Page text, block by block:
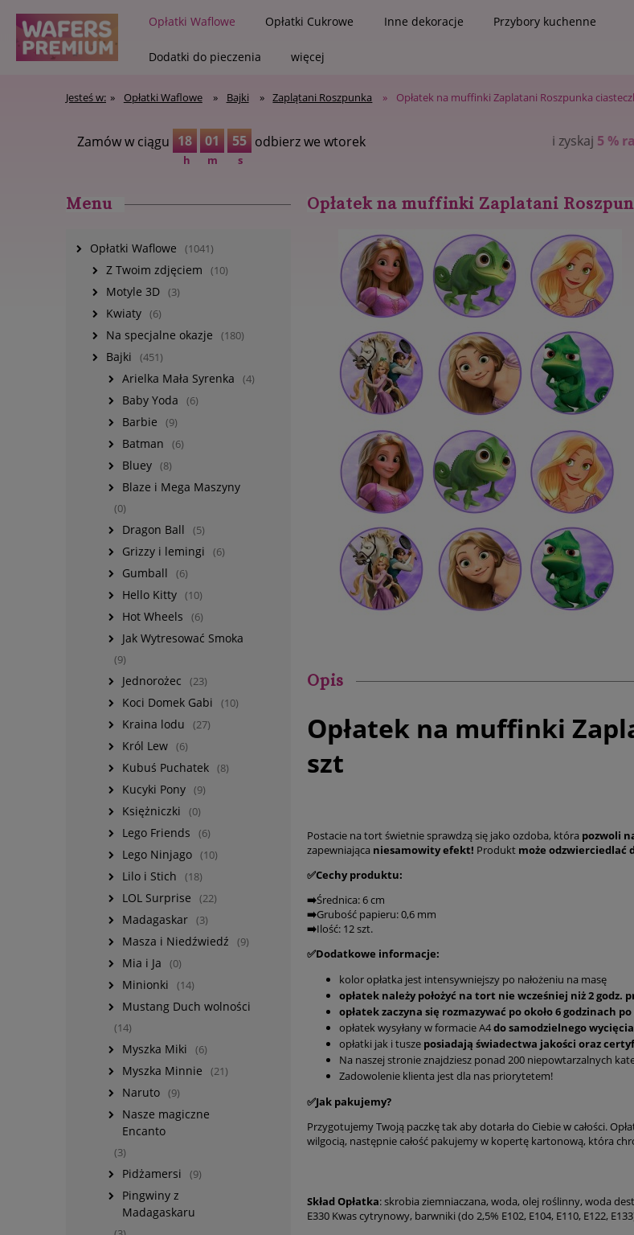
Opłatki Waflowe Opłatki Cukrowe Inne dekoracje Przybory kuchenne
Dodatki do pieczenia więcej
Jesteś w: » Opłatki Waflowe » Bajki » Zaplątani Roszpunka » Opłatek na muffinki Zaplatani Roszpunka
Zamów w ciągu 18
h
01
m
54
s
odbierz we wtorek
Zapisz się na newsletter i zyskaj na pierwsze zakupy
Menu
Opłatki Waflowe (1041)
Z Twoim zdjęciem (10)
Motyle 3D (3)
Kwiaty (6)
Na specjalne okazje (180)
Bajki (451)
Arielka Mała Syrenka (4)
Baby Yoda (6)
Barbie (9)
Batman (6)
Bluey (8)
Blaze i Mega Maszyny
(0)
Dragon Ball (5)
Grizzy i lemingi (6)
Gumball (6)
Hello Kitty (10)
Hot Wheels (6)
Jak Wytresować Smoka
(9)
Jednorożec (23)
Koci Domek Gabi (10)
Kraina lodu (27)
Król Lew (6)
Kubuś Puchatek (8)
Kucyki Pony (9)
Księżniczki (0)
Lego Friends (6)
Lego Ninjago (10)
Lilo i Stich (18)
LOL Surprise (22)
Madagaskar (3)
Masza i Niedźwiedź (9)
Mia i Ja (0)
Minionki (14)
Mustang Duch wolności
(14)
Myszka Miki (6)
Myszka Minnie (21)
Naruto (9)
Nasze magiczne
Encanto
(3)
Pidżamersi (9)
Pingwiny z
Madagaskaru
Opłatek na muffinki Zaplatani
Opis
Opłatek na muffinki
szt
Postacie na tort świetnie sprawdzą się jako ozdoba, która pozwoli
zapewniająca niesamowity efekt! Produkt może odzwierciedlać
✅Cechy produktu:
➡️Średnica: 6 cm
➡️Grubość papieru: 0,6 mm
➡️Ilość: 12 szt.
✅Dodatkowe informacje:
kolor opłatka jest intensywniejszy po nałożeniu na masę
opłatek należy położyć na tort nie wcześniej niż 2 godz.
opłatek zaczyna się rozmazywać po około 6 godzinach
opłatek wysyłany w formacie A4do samodzielnego wycięcia
opłatki jak i tusze posiadają świadectwa jakości oraz
Na naszej stronie znajdziesz ponad 200 niepowtarzalnych
Zadowolenie klienta jest dla nas priorytetem!
✅Jak pakujemy?
Przygotujemy Twoją paczkę tak aby dotarła do Ciebie w całości.
wilgocią, następnie całość pakujemy w kopertę kartonową, która
Skład Opłatka: skrobia ziemniaczana, woda, olej roślinny, woda
E330 Kwas cytrynowy, barwniki (do 2,5% E102, E104, E110, E122,